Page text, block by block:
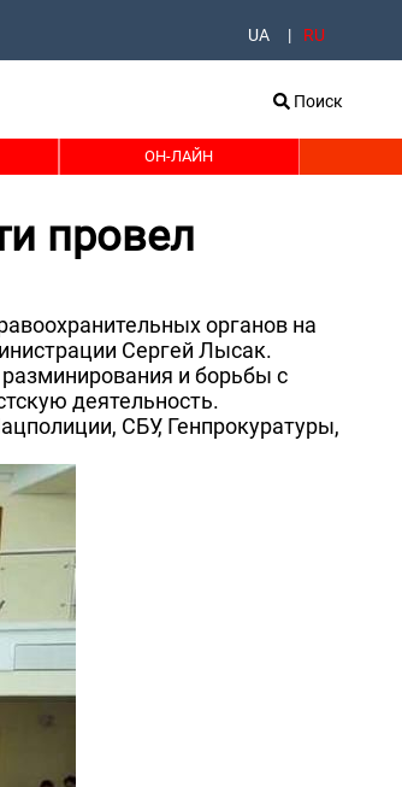
UA RU
Поиск
ОН-ЛАЙН
провел
органов на
Сергей Лысак.
и борьбы с
деятельность.
СБУ, Генпрокуратуры,